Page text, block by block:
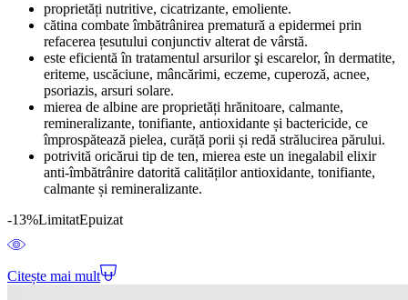
proprietăți nutritive, cicatrizante, emoliente.
cătina combate îmbătrânirea prematură a epidermei prin
refacerea țesutului conjunctiv alterat de vârstă.
este eficientă în tratamentul arsurilor şi escarelor, în dermatite,
eriteme, uscăciune, mâncărimi, eczeme, cuperoză, acnee,
psoriazis, arsuri solare.
mierea de albine are proprietăți hrănitoare, calmante,
remineralizante, tonifiante, antioxidante și bactericide, ce
împrospătează pielea, curăță porii și redă strălucirea părului.
potrivită oricărui tip de ten, mierea este un inegalabil elixir
anti-îmbătrânire datorită calităților antioxidante, tonifiante,
calmante și remineralizante.
-13%LimitatEpuizat
Citește mai mult